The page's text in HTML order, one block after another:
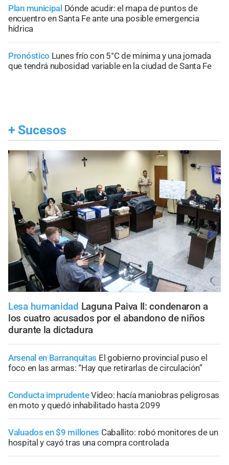
Plan municipal Dónde acudir: el mapa de puntos de
encuentro en Santa Fe ante una posible emergencia
hídrica
Pronóstico Lunes frío con 5°C de mínima y una jornada
que tendrá nubosidad variable en la ciudad de Santa Fe
+ Sucesos
Lesa humanidad Laguna Paiva II: condenaron a
los cuatro acusados por el abandono de niños
durante la dictadura
Arsenal en Barranquitas El gobierno provincial puso el
foco en las armas: “Hay que retirarlas de circulación”
Conducta imprudenteVideo: hacía maniobras peligrosas
en moto y quedó inhabilitado hasta 2099
Valuados en $9 millones Caballito: robó monitores de un
hospital y cayó tras una compra controlada